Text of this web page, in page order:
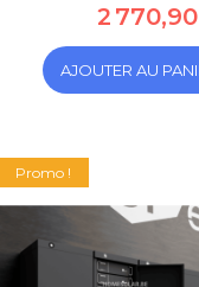
2
AJOUTER AU
Promo !